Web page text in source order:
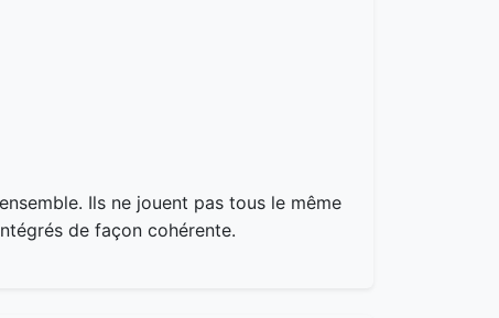
Ils ne jouent pas tous le même
de façon cohérente.